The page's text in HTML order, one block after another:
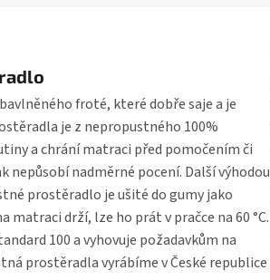
froté, které dobře saje a je
je z nepropustného 100%
a chrání matraci před pomočením či
nepůsobí nadměrné pocení. Další výhodou
prostěradlo je ušité do gumy jako
drží, lze ho prát v pračce na 60 °C.
100 a vyhovuje požadavkům na
prostěradla vyrábíme v České republice